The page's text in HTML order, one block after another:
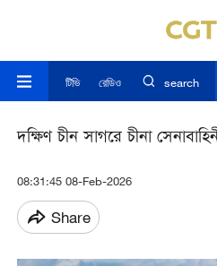
টিভি রেডিও search
দক্ষিণ চীন সাগরে চীনা
08:31:45 08-Feb-2026
Share